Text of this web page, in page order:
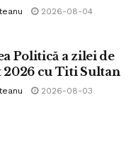
2026-08-04
Politică a zilei de
2026 cu Titi Sultan
2026-08-03